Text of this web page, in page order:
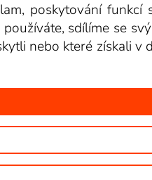
Copyright © goNET s.r.o. Na
poskytování
sdílíme se
nebo které získali